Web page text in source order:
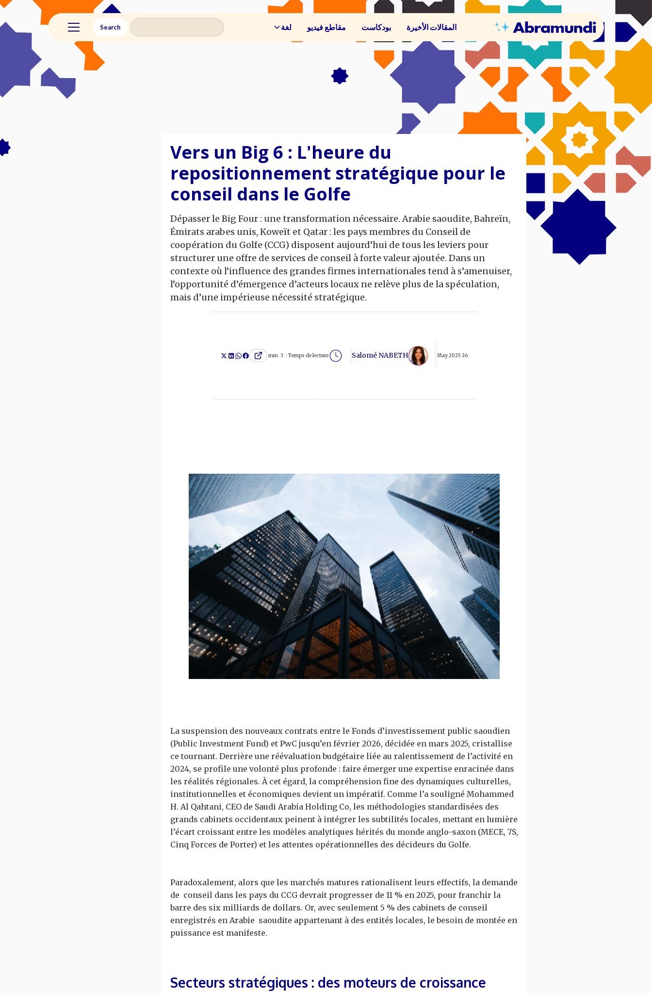
المقالات الأخيرة بودكاست مقاطع فيديو لغة
Vers un Big 6 : L'heure du
repositionnement stratégique pour le
conseil dans le Golfe
Dépasser le Big Four : une transformation nécessaire. Arabie saoudite, Bahreïn,
Émirats arabes unis, Koweït et Qatar : les pays membres du Conseil de
coopération du Golfe (CCG) disposent aujourd’hui de tous les leviers pour
structurer une offre de services de conseil à forte valeur ajoutée. Dans un
contexte où l’influence des grandes firmes internationales tend à s’amenuiser,
l’opportunité d’émergence d’acteurs locaux ne relève plus de la spéculation,
mais d’une impérieuse nécessité stratégique.
26 May 2025
Salomé NABETH
Temps de lecture :
3
min
La suspension des nouveaux contrats entre le Fonds d’investissement public saoudien
(Public Investment Fund) et PwC jusqu’en février 2026, décidée en mars 2025, cristallise
ce tournant. Derrière une réévaluation budgétaire liée au ralentissement de l’activité en
2024, se profile une volonté plus profonde : faire émerger une expertise enracinée dans
les réalités régionales. À cet égard, la compréhension fine des dynamiques culturelles,
institutionnelles et économiques devient un impératif. Comme l’a souligné Mohammed
H. Al Qahtani, CEO de Saudi Arabia Holding Co, les méthodologies standardisées des
grands cabinets occidentaux peinent à intégrer les subtilités locales, mettant en lumière
l’écart croissant entre les modèles analytiques hérités du monde anglo-saxon (MECE, 7S,
Cinq Forces de Porter) et les attentes opérationnelles des décideurs du Golfe.
Paradoxalement, alors que les marchés matures rationalisent leurs effectifs, la demande
de conseil dans les pays du CCG devrait progresser de 11 % en 2025, pour franchir la
barre des six milliards de dollars. Or, avec seulement 5 % des cabinets de conseil
enregistrés en Arabie saoudite appartenant à des entités locales, le besoin de montée en
puissance est manifeste.
Secteurs stratégiques : des moteurs de croissance